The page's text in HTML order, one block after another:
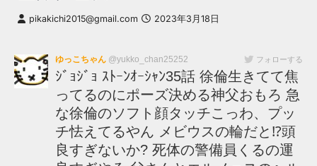
pikakichi2015@gmail.com 2023年3月18日
ゆっこちゃん @yukko_chan25252 フォローする
ｼﾞｮｼﾞｮ ｽﾄｰﾝｵｰｼｬﾝ35話 徐倫生きてて焦
ってるのにポーズ決める神父おもろ 急
な徐倫のソフト顔タッチこっわ、プッ
チ怯えてるやん メビウスの輪だと⁉︎頭
良すぎないか? 死体の警備員くるの運